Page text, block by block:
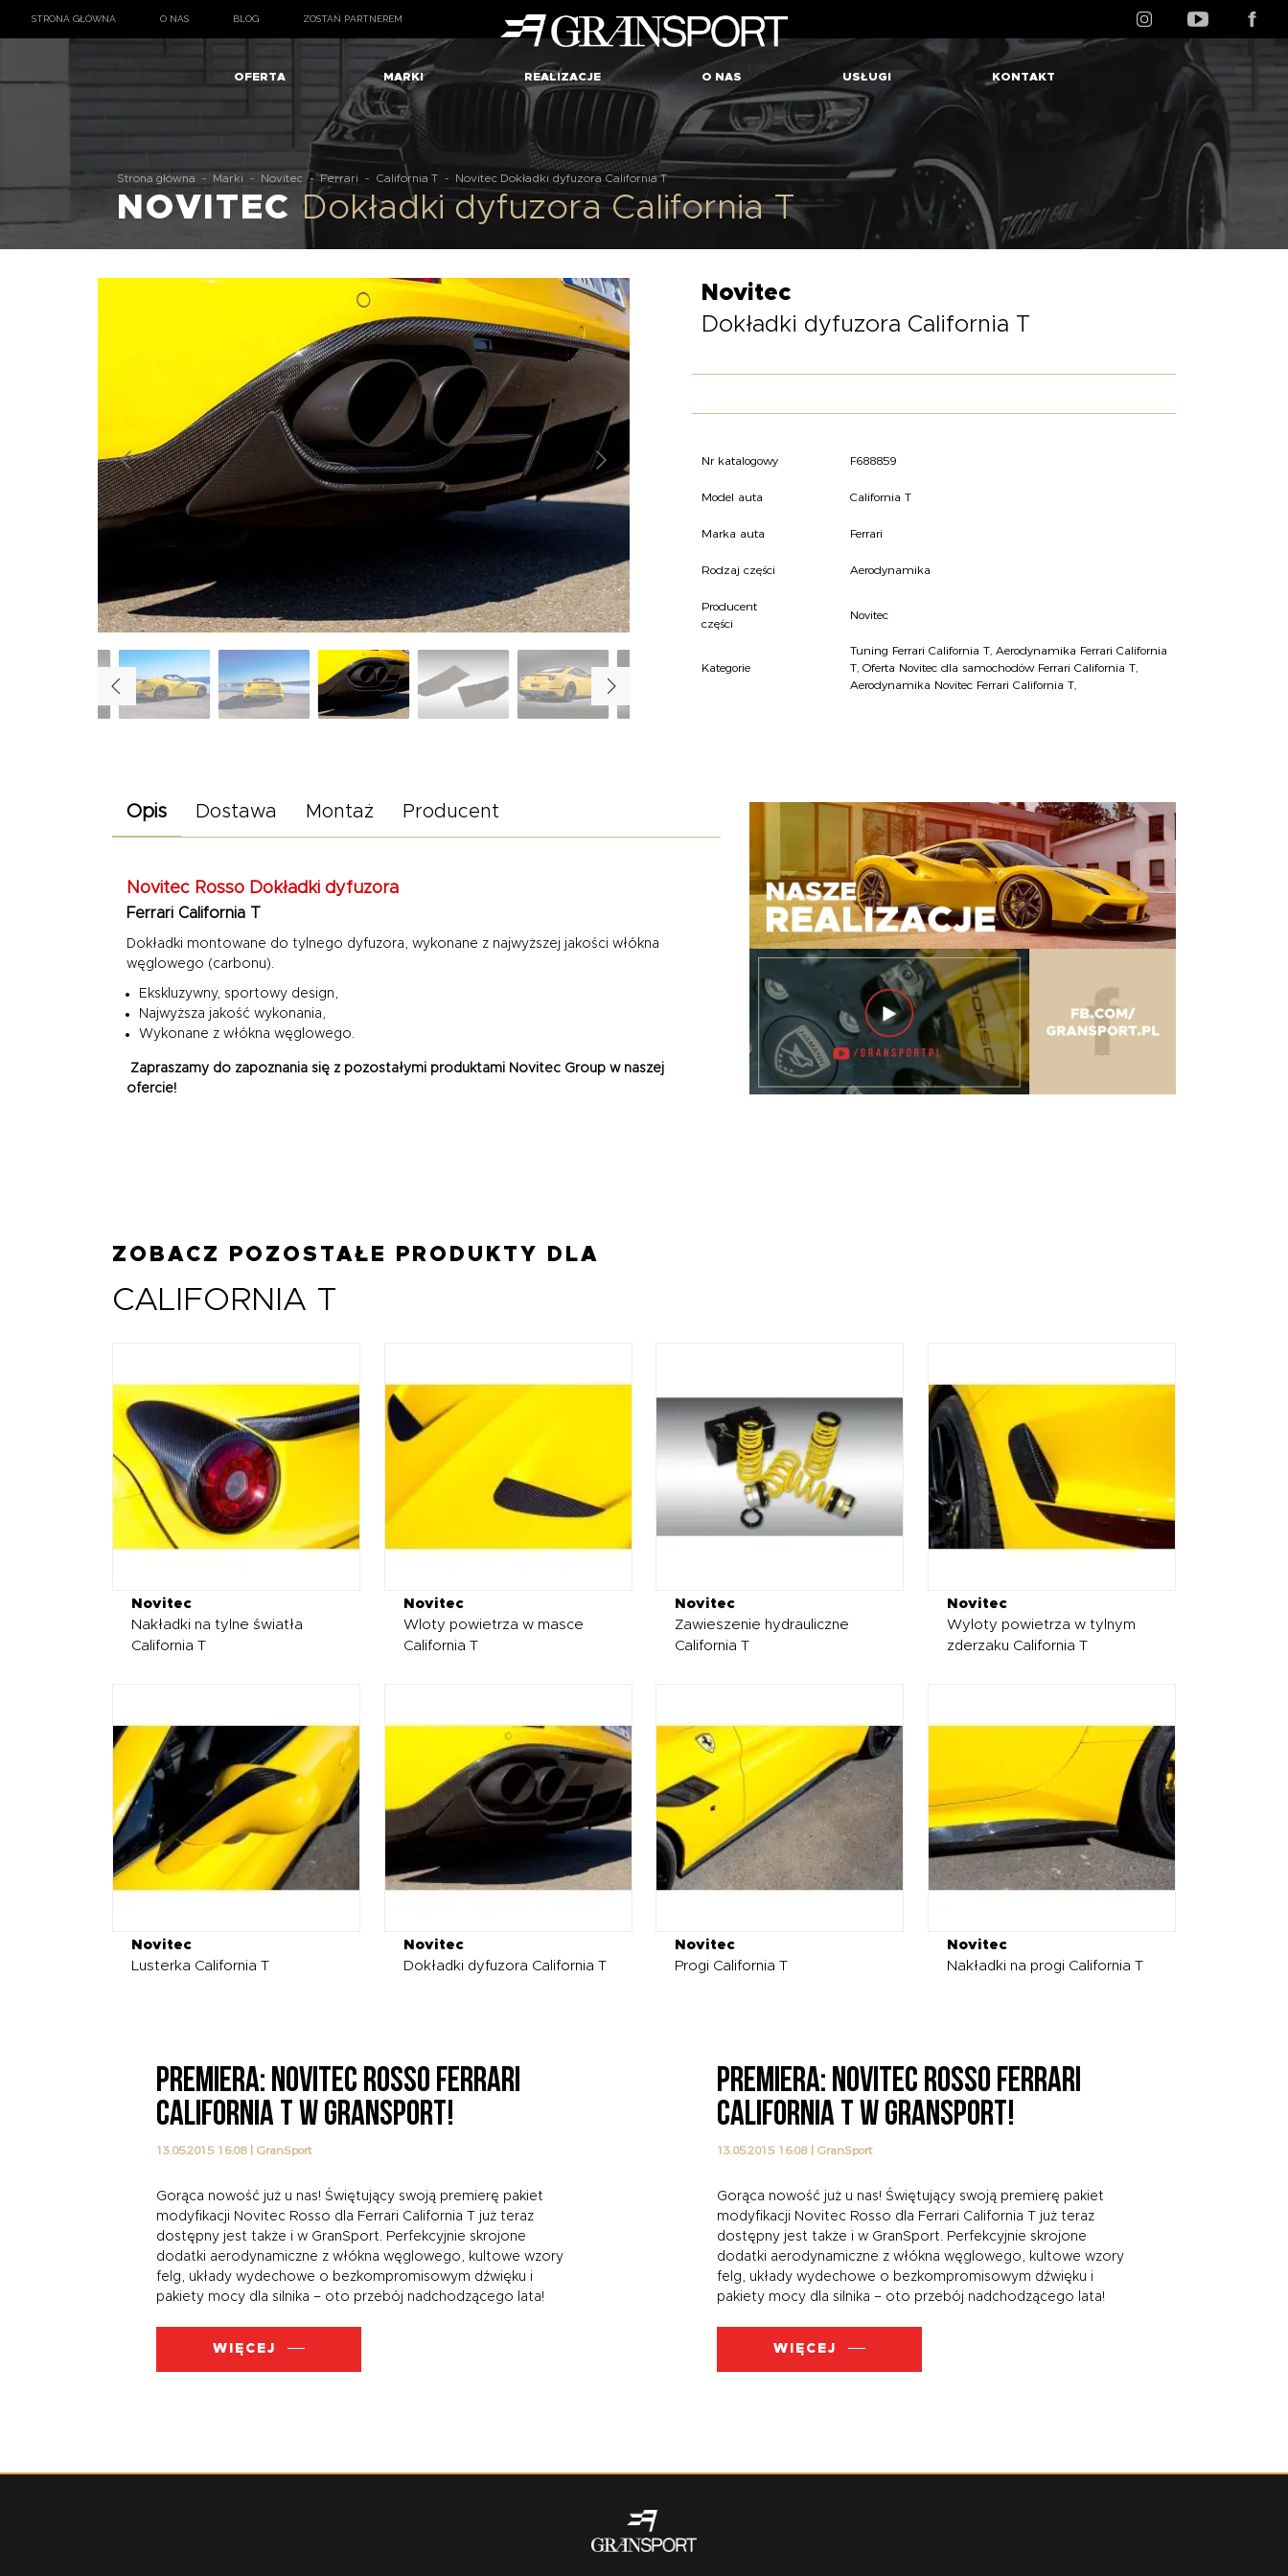
STRONA GŁÓWNA O NAS BLOG ZOSTAŃ PARTNEREM
OFERTA MARKI REALIZACJE O NAS USŁUGI KONTAKT
Strona główna - Marki - Novitec - Ferrari - California T - Novitec Dokładki dyfuzora California T
NOVITEC Dokładki dyfuzora California T
Novitec
Dokładki dyfuzora California T
Nr katalogowy F688859
Model auta California T
Marka auta Ferrari
Rodzaj części Aerodynamika
Producent
części
Novitec
Kategorie
Tuning Ferrari California T, Aerodynamika Ferrari California
T, Oferta Novitec dla samochodów Ferrari California T,
Aerodynamika Novitec Ferrari California T,
Opis Dostawa Montaż Producent
Novitec Rosso Dokładki dyfuzora
Ferrari California T
Dokładki montowane do tylnego dyfuzora, wykonane z najwyższej jakości włókna
węglowego (carbonu).
Ekskluzywny, sportowy design,
Najwyższa jakość wykonania,
Wykonane z włókna węglowego.
Zapraszamy do zapoznania się z pozostałymi produktami Novitec Group w naszej
ofercie!
ZOBACZ POZOSTAŁE PRODUKTY DLA
CALIFORNIA T
Novitec
Nakładki na tylne światła
California T
Novitec
Wloty powietrza w masce
California T
Novitec
Zawieszenie hydrauliczne
California T
Novitec
Wyloty powietrza w tylnym
zderzaku California T
Novitec
Lusterka California T
Novitec
Dokładki dyfuzora California T
Novitec
Progi California T
Novitec
Nakładki na progi California T
PREMIERA: NOVITEC ROSSO FERRARI
CALIFORNIA T W GRANSPORT!
13.05.2015 16:08|GranSport
Gorąca nowość już u nas! Świętujący swoją premierę pakiet
modyfikacji Novitec Rosso dla Ferrari California T już teraz
dostępny jest także i w GranSport. Perfekcyjnie skrojone
dodatki aerodynamiczne z włókna węglowego, kultowe wzory
felg, układy wydechowe o bezkompromisowym dźwięku i
pakiety mocy dla silnika – oto przebój nadchodzącego lata!
WIĘCEJ
PREMIERA: NOVITEC ROSSO FERRARI
CALIFORNIA T W GRANSPORT!
13.05.2015 16:08|GranSport
Gorąca nowość już u nas! Świętujący swoją premierę pakiet
modyfikacji Novitec Rosso dla Ferrari California T już teraz
dostępny jest także i w GranSport. Perfekcyjnie skrojone
dodatki aerodynamiczne z włókna węglowego, kultowe wzory
felg, układy wydechowe o bezkompromisowym dźwięku i
pakiety mocy dla silnika – oto przebój nadchodzącego lata!
WIĘCEJ